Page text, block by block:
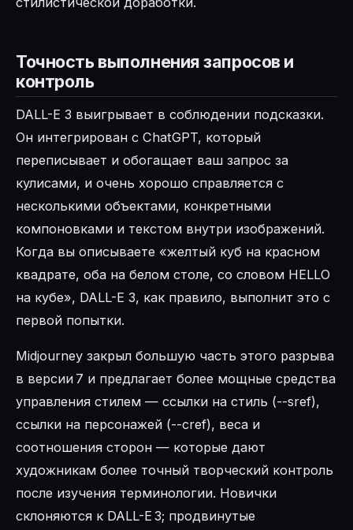
Точность выполнения запросов и
контроль
DALL-E 3 выигрывает в соблюдении подсказки.
Он интегрирован с ChatGPT, который
переписывает и обогащает ваш запрос за
кулисами, и очень хорошо справляется с
несколькими объектами, конкретными
компоновками и текстом внутри изображений.
Когда вы описываете «желтый куб на красном
квадрате, оба на белом столе, со словом HELLO
на кубе», DALL-E 3, как правило, выполнит это с
первой попытки.
Midjourney закрыл большую часть этого разрыва
в версии 7 и предлагает более мощные средства
управления стилем — ссылки на стиль (--sref),
ссылки на персонажей (--cref), веса и
соотношения сторон — которые дают
художникам более точный творческий контроль
после изучения терминологии. Новички
склоняются к DALL-E 3; продвинутые